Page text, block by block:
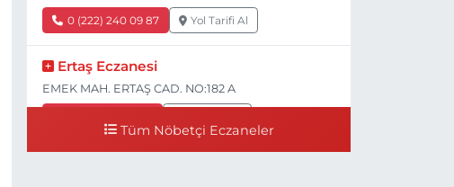
0 (222) 240 09 87 Yol Tarifi Al
Ertaş Eczanesi
EMEK MAH. ERTAŞ CAD. NO:182 A
Tüm Nöbetçi Eczaneler